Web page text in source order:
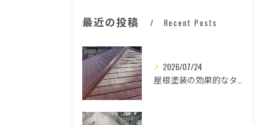
最近の投稿 Recent Posts
2026/07/24